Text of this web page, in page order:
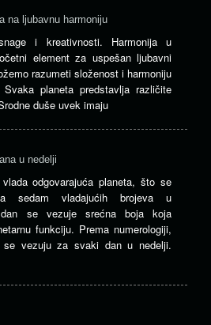
na ljubavnu harmoniju
i kreativnosti. Harmonija u
element za uspešan ljubavni
razumeti složenost i harmoniju
planeta predstavlja različite
duše uvek imaju
u nedelji
odgovarajuća planeta, što se
sedam vladajućih brojeva u
se vezuje srećna boja koja
funkciju. Prema numerologiji,
se vezuju za svaki dan u nedelji.